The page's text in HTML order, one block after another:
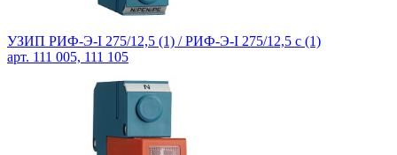
УЗИП РИФ-Э-I 275/12,5 (1) / РИФ-Э-I 275/12,5 с (1)
арт. 111 005, 111 105